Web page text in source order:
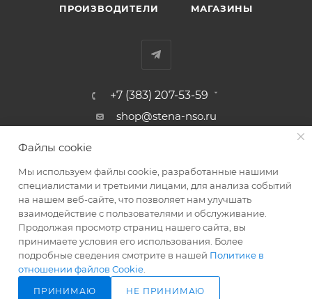
ПРОИЗВОДИТЕЛИ МАГАЗИНЫ
+7 (383) 207-53-59
shop@stena-nso.ru
г.Новосибирск ул.Восход, 26/1
ПОЛИТИКА КОНФИДЕНЦИАЛЬНОСТИ
2026 © Родные стены - товары для строительства и ремонта!
Файлы cookie
Мы используем файлы cookie, разработанные нашими
специалистами и третьими лицами, для анализа событий
на нашем веб-сайте, что позволяет нам улучшать
взаимодействие с пользователями и обслуживание.
Продолжая просмотр страниц нашего сайта, вы
принимаете условия его использования. Более
подробные сведения смотрите в нашей Политике в
отношении файлов Cookie
ПРИНИМАЮ НЕ ПРИНИМАЮ